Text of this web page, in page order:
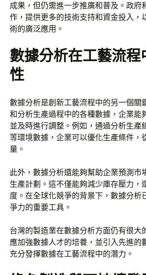
成果，但仍需進一步推廣和普及。政府
作，提供更多的技術支持和資金投入，
術的廣泛應用。
數據分析在工藝流程
性
數據分析是創新工藝流程中的另一個關
和分析生產過程中的各種數據，企業能
並及時進行調整。例如，通過分析生產
等環境數據，企業可以優化生產條件，
量。
此外，數據分析還能夠幫助企業預測市
生產計劃。這不僅能夠減少庫存壓力，
度。在全球化競爭的背景下，數據分析
爭力的重要工具。
台灣的製造業在數據分析方面仍有很大
應加強數據人才的培養，並引入先進的
充分發揮數據在工藝流程中的潛力。